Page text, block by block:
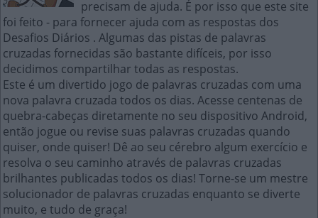
precisam de ajuda. É por isso que este site
foi feito - para fornecer ajuda com as respostas dos
Desafios Diários . Algumas das pistas de palavras
cruzadas fornecidas são bastante difíceis, por isso
decidimos compartilhar todas as respostas.
Este é um divertido jogo de palavras cruzadas com uma
nova palavra cruzada todos os dias. Acesse centenas de
quebra-cabeças diretamente no seu dispositivo Android,
então jogue ou revise suas palavras cruzadas quando
quiser, onde quiser! Dê ao seu cérebro algum exercício e
resolva o seu caminho através de palavras cruzadas
brilhantes publicadas todos os dias! Torne-se um mestre
solucionador de palavras cruzadas enquanto se diverte
muito, e tudo de graça!